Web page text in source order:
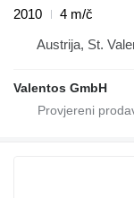
2010
4 m/č
Austrija, St.
Valentos GmbH